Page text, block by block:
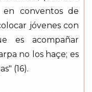
conventos de
jóvenes con
es acompañar
no los haçe; es
(16).